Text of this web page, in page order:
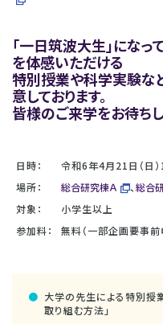
「一日筑波大生」にな
を体感いただける
特別授業や科学実験な
意しております。
皆様のご来学をお待ちし
日時：
令和6年4月21日（日
場所：
総合研究棟Ａ 、 総合
対象：
小学生以上
参加料：
無料（一部企画要事前
大学の先生による特別授業
取り組む方法」